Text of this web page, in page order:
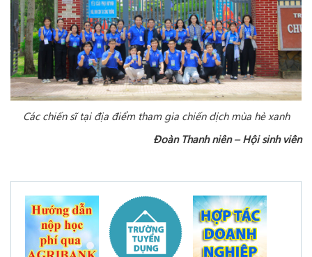
Các chiến sĩ tại địa điểm tham gia chiến dịch mùa hè xanh
Đoàn Thanh niên – Hội sinh viên